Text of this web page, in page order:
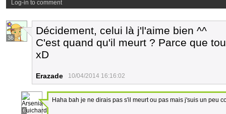
Log-in to comment
36
Décidement, celui là j'l'aime bien ^^
C'est quand qu'il meurt ? Parce que
xD
Erazade 10/04/2014 16:16:02
6
Haha bah je ne dirais pas s'il meurt ou pas mais j'suis un peu